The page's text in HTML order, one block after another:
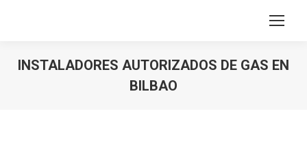
INSTALADORES AUTORIZADOS DE GAS EN
BILBAO